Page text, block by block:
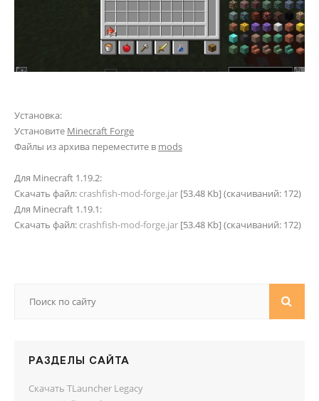
Установка:
Установите Minecraft Forge
Файлы из архива переместите в mods
Для Minecraft 1.19.2:
Скачать файл: crashfish-mod-forge.jar [53.48 Kb] (cкачиваний: 172)
Для Minecraft 1.19.1:
Скачать файл: crashfish-mod-forge.jar [53.48 Kb] (cкачиваний: 172)
РАЗДЕЛЫ САЙТА
Скачать TLauncher Legacy